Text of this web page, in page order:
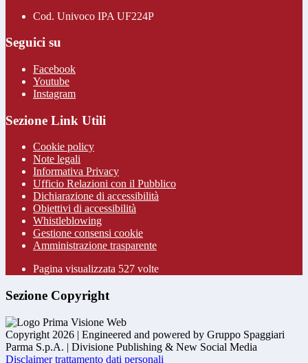
Cod. Univoco IPA UF224P
Seguici su
Facebook
Youtube
Instagram
Sezione Link Utili
Cookie policy
Note legali
Informativa Privacy
Ufficio Relazioni con il Pubblico
Dichiarazione di accessibilità
Obiettivi di accessibilità
Whistleblowing
Gestione consensi cookie
Amministrazione trasparente
Pagina visualizzata 527 volte
Sezione Copyright
Copyright 2026 | Engineered and powered by Gruppo Spaggiari
Parma S.p.A. | Divisione Publishing & New Social Media
Disclaimer trattamento dati personali